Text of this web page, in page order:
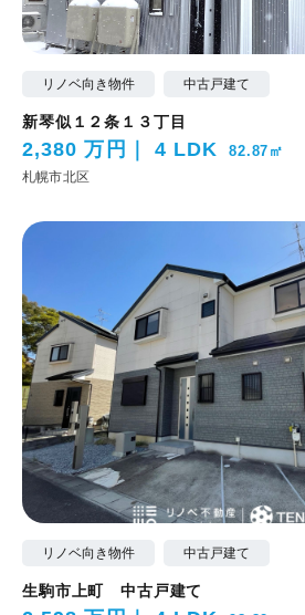
リノベ向き物件 中古戸建て
新琴似１２条１３丁目
2,380 万円 4 LDK 82.87㎡
札幌市北区
リノベ向き物件 中古戸建て
生駒市上町 中古戸建て